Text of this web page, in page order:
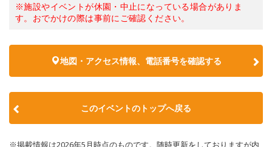
※施設やイベントが休園・中止になっている場合がありま
す。おでかけの際は事前にご確認ください。
地図・アクセス情報、電話番号を確認する
このイベントのトップへ戻る
※掲載情報は2026年5月時点のものです。随時更新をしておりますが内